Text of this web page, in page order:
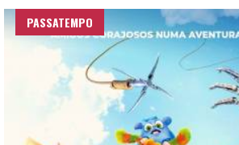
PASSATEMPO